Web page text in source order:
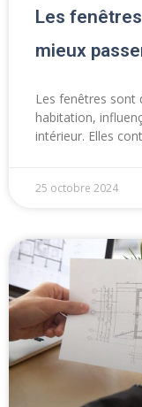
Les
mieux
Les fenêtres sont
habitation,
intérieur. Elles
25 octobre 2024